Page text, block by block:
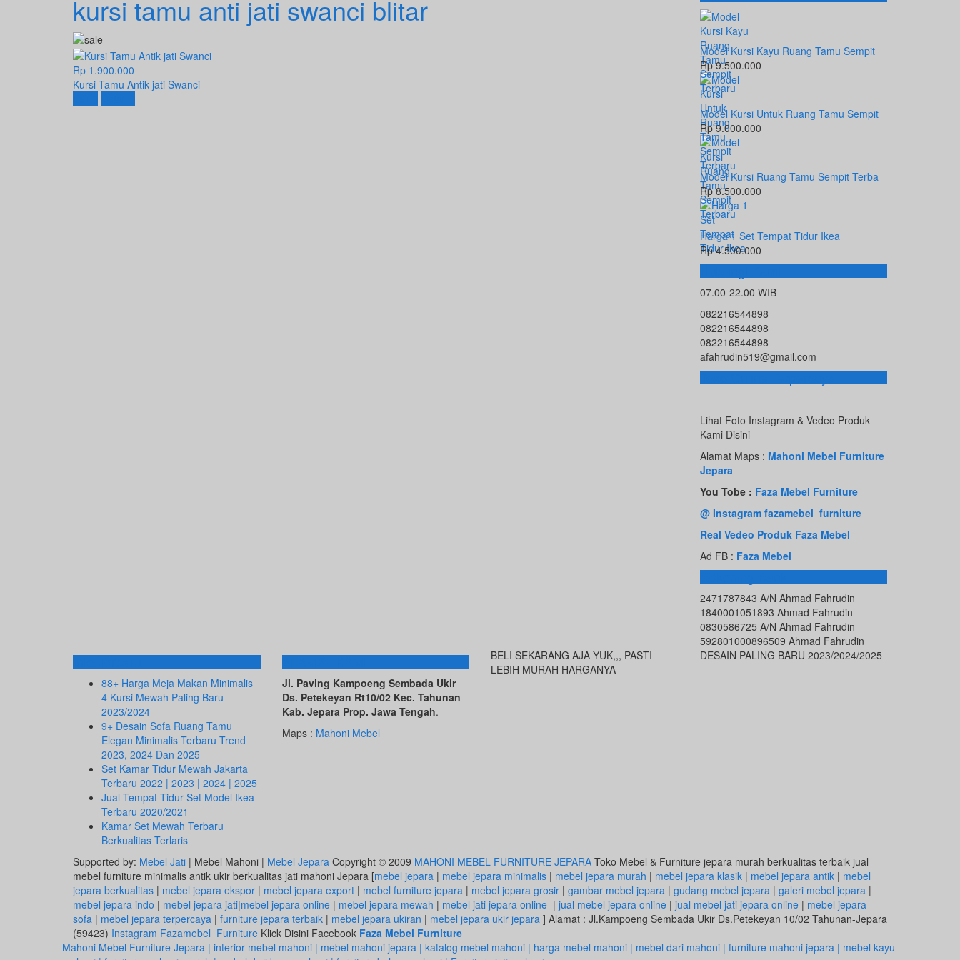
kursi tamu anti jati swanci blitar
Rp 1.900.000
Kursi Tamu Antik jati Swanci
Model Kursi Kayu Ruang Tamu Sempit
Rp 9.500.000
Model Kursi Untuk Ruang Tamu Sempit
Rp 9.000.000
Model Kursi Ruang Tamu Sempit Terba
Rp 8.500.000
Harga 1 Set Tempat Tidur Ikea
Rp 4.500.000
Hubungi Kami
07.00-22.00 WIB
082216544898
082216544898
082216544898
afahrudin519@gmail.com
Toko Online Terpercaya
Lihat Foto Instagram & Vedeo Produk
Kami Disini
Alamat Maps : Mahoni Mebel Furniture
Jepara
You Tobe : Faza Mebel Furniture
@ Instagram fazamebel_furniture
Real Vedeo Produk Faza Mebel
Ad FB : Faza Mebel
Rekening Bank
2471787843 A/N Ahmad Fahrudin
1840001051893 Ahmad Fahrudin
0830586725 A/N Ahmad Fahrudin
592801000896509 Ahmad Fahrudin
Info Terbaru
88+ Harga Meja Makan Minimalis
4 Kursi Mewah Paling Baru
2023/2024
9+ Desain Sofa Ruang Tamu
Elegan Minimalis Terbaru Trend
2023, 2024 Dan 2025
Set Kamar Tidur Mewah Jakarta
Terbaru 2022 | 2023 | 2024 | 2025
Jual Tempat Tidur Set Model Ikea
Terbaru 2020/2021
Kamar Set Mewah Terbaru
Berkualitas Terlaris
ALAMAT KAMI
Jl. Paving Kampoeng Sembada Ukir
Ds. Petekeyan Rt10/02 Kec. Tahunan
Kab. Jepara Prop. Jawa Tengah.
Maps : Mahoni Mebel
BELI SEKARANG AJA YUK,,, PASTI
LEBIH MURAH HARGANYA
DESAIN PALING BARU 2023/2024/2025
Supported by: Mebel Jati | Mebel Mahoni | Mebel Jepara Copyright © 2009 MAHONI MEBEL FURNITURE JEPARA Toko Mebel & Furniture jepara murah berkualitas terbaik jual
mebel furniture minimalis antik ukir berkualitas jati mahoni Jepara [mebel jepara | mebel jepara minimalis | mebel jepara murah | mebel jepara klasik | mebel jepara antik | mebel
jepara berkualitas | mebel jepara ekspor | mebel jepara export | mebel furniture jepara | mebel jepara grosir | gambar mebel jepara | gudang mebel jepara | galeri mebel jepara |
mebel jepara indo | mebel jepara jati|mebel jepara online | mebel jepara mewah | mebel jati jepara online | jual mebel jepara online | jual mebel jati jepara online | mebel jepara
sofa | mebel jepara terpercaya | furniture jepara terbaik | mebel jepara ukiran | mebel jepara ukir jepara ] Alamat : Jl.Kampoeng Sembada Ukir Ds.Petekeyan 10/02 Tahunan-Jepara
(59423) Instagram Fazamebel_Furniture Klick Disini Facebook Faza Mebel Furniture
Mahoni Mebel Furniture Jepara | interior mebel mahoni | mebel mahoni jepara | katalog mebel mahoni | harga mebel mahoni | mebel dari mahoni | furniture mahoni jepara | mebel kayu